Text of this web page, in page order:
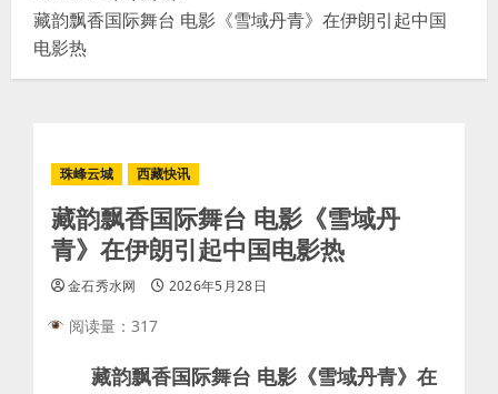
藏韵飘香国际舞台 电影《雪域丹青》在伊朗引起中国
电影热
珠峰云城 西藏快讯
藏韵飘香国际舞台 电影《雪域丹
青》在伊朗引起中国电影热
金石秀水网 2026年5月28日
阅读量：317
藏韵飘香国际舞台 电影《雪域丹青》在